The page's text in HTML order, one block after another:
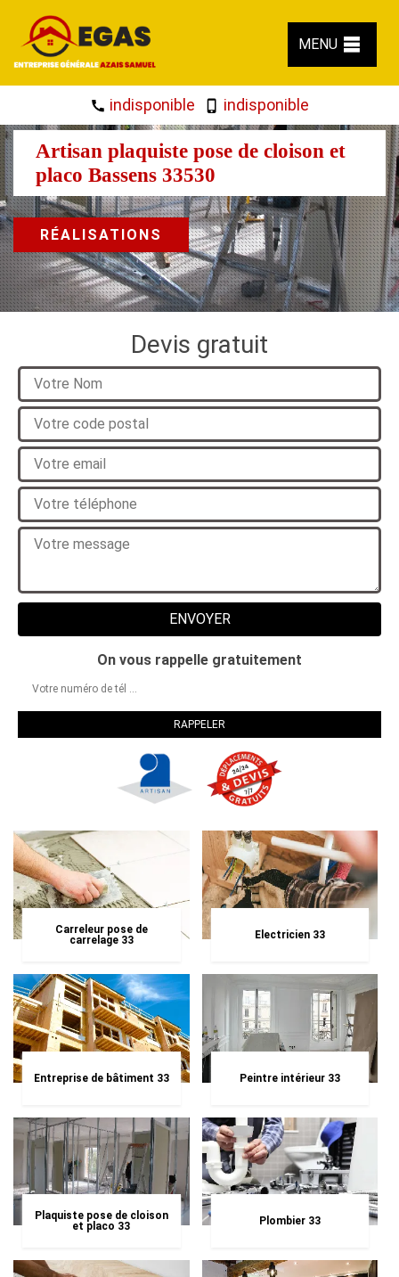
MENU
indisponible indisponible
Artisan plaquiste pose de cloison et
placo Bassens 33530
RÉALISATIONS
Devis gratuit
On vous rappelle gratuitement
Carreleur pose de
carrelage 33
Electricien 33
Entreprise de bâtiment 33 Peintre intérieur 33
Plaquiste pose de cloison
et placo 33
Plombier 33